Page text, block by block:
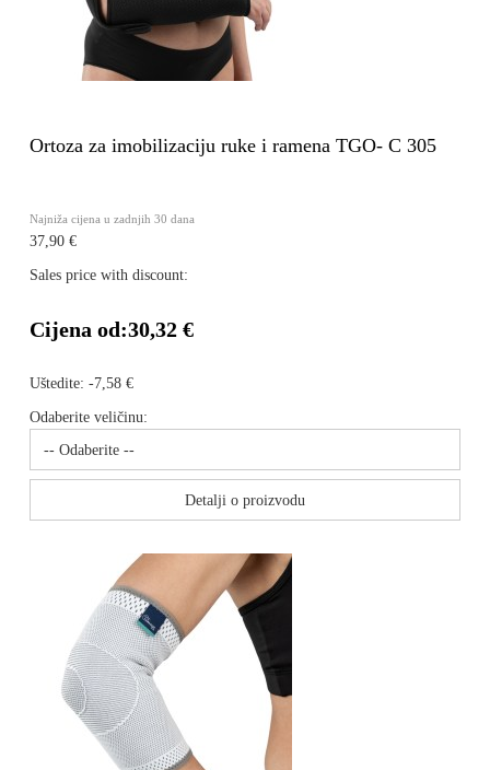
Ortoza za imobilizaciju ruke i ramena TGO- C 305
Najniža cijena u zadnjih 30 dana
37,90 €
Sales price with discount:
Cijena od:30,32 €
Uštedite: -7,58 €
Odaberite veličinu:
Detalji o proizvodu